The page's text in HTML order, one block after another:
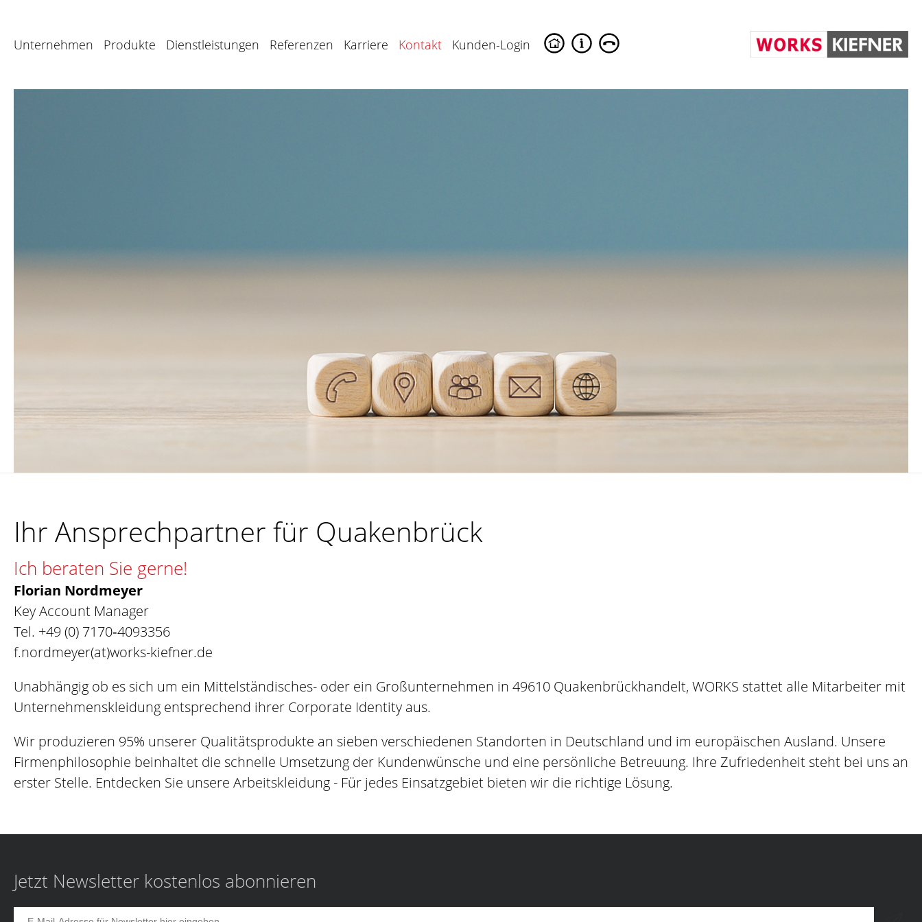
Unternehmen Produkte Dienstleistungen Referenzen Karriere Kontakt Kunden-Login
Ihr Ansprechpartner für Quakenbrück
Ich beraten Sie gerne!
Florian Nordmeyer
Key Account Manager
Tel. +49 (0) 7170‐4093356
f.nordmeyer(at)works-kiefner.de
Unabhängig ob es sich um ein Mittelständisches- oder ein Großunternehmen in 49610 Quakenbrückhandelt, WORKS stattet alle Mitarbeiter mit
Unternehmenskleidung entsprechend ihrer Corporate Identity aus.
Wir produzieren 95% unserer Qualitätsprodukte an sieben verschiedenen Standorten in Deutschland und im europäischen Ausland. Unsere
Firmenphilosophie beinhaltet die schnelle Umsetzung der Kundenwünsche und eine persönliche Betreuung. Ihre Zufriedenheit steht bei uns an
erster Stelle. Entdecken Sie unsere Arbeitskleidung - Für jedes Einsatzgebiet bieten wir die richtige Lösung.
Jetzt Newsletter kostenlos abonnieren